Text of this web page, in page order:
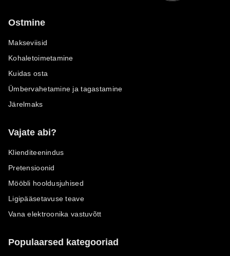
Ostmine
Makseviisid
Kohaletoimetamine
Kuidas osta
Ümbervahetamine ja tagastamine
Järelmaks
Vajate abi?
Klienditeenindus
Pretensioonid
Mööbli hooldusjuhised
Ligipääsetavuse teave
Vana elektroonika vastuvõtt
Populaarsed kategooriad